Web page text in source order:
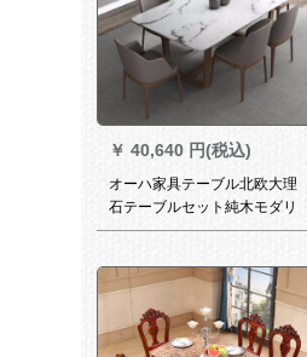
￥ 40,640 円(税込)
オーハ家具テーブル北欧大理
石テーブルセット純木モダリ
ン長方形テーブル6人乗りテー
考色を撮る】